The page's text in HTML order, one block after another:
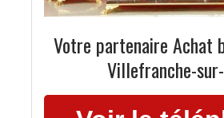
Votre partenaire Achat
Villefranche-